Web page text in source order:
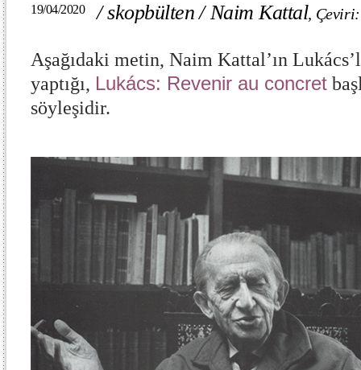
19/04/2020 /skopbülten /Naim Kattal, Çeviri:
Aşağıdaki metin, Naim Kattal’ın
yaptığı, Lukács: Revenir au concret
söyleşidir.